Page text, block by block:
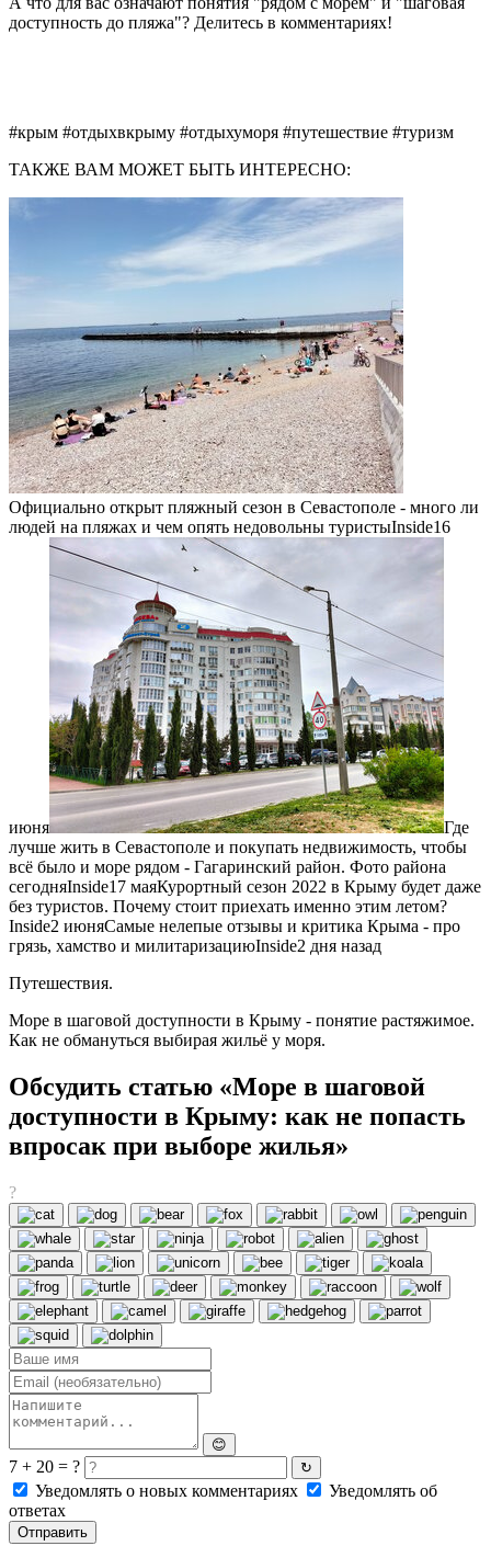
доступность до пляжа"? Делитесь в комментариях!
#крым #отдыхвкрыму #отдыхуморя #путешествие #туризм
ТАКЖЕ ВАМ МОЖЕТ БЫТЬ ИНТЕРЕСНО:
Официально открыт пляжный сезон в Севастополе - много ли
людей на пляжах и чем опять недовольны туристыInside16
июня
Где
лучше жить в Севастополе и покупать недвижимость, чтобы
всё было и море рядом - Гагаринский район. Фото района
сегодняInside17 маяКурортный сезон 2022 в Крыму будет даже
без туристов. Почему стоит приехать именно этим летом?
Inside2 июняСамые нелепые отзывы и критика Крыма - про
грязь, хамство и милитаризациюInside2 дня назад
Путешествия.
Море в шаговой доступности в Крыму - понятие растяжимое.
Как не обмануться выбирая жильё у моря.
Обсудить статью «Море в шаговой
доступности в Крыму: как не попасть
впросак при выборе жилья»
?
😊
7 + 20 = ? ↻
Уведомлять о новых комментариях
Уведомлять об
ответах
Отправить